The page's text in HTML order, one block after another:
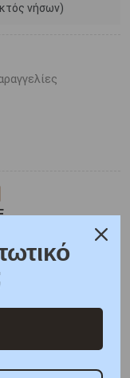
νήσων)
Ρολογιών